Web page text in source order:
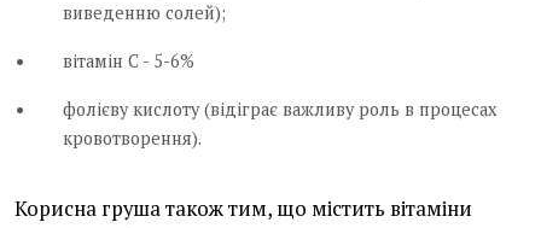
виведенню солей);
вітамін С - 5-6%
фолієву кислоту (відіграє важливу роль в процесах
кровотворення).
Корисна груша також тим, що містить вітаміни